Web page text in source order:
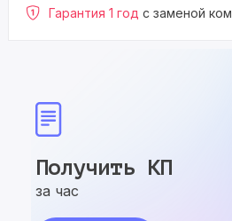
Гарантия 1 год с заменой
Получить КП
за час